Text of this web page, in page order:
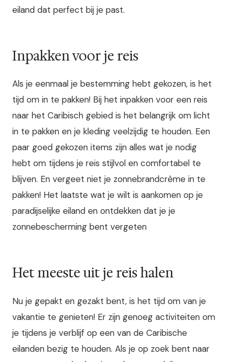
eiland dat perfect bij je past.
Inpakken voor je reis
Als je eenmaal je bestemming hebt gekozen, is het
tijd om in te pakken! Bij het inpakken voor een reis
naar het Caribisch gebied is het belangrijk om licht
in te pakken en je kleding veelzijdig te houden. Een
paar goed gekozen items zijn alles wat je nodig
hebt om tijdens je reis stijlvol en comfortabel te
blijven. En vergeet niet je zonnebrandcrème in te
pakken! Het laatste wat je wilt is aankomen op je
paradijselijke eiland en ontdekken dat je je
zonnebescherming bent vergeten
Het meeste uit je reis halen
Nu je gepakt en gezakt bent, is het tijd om van je
vakantie te genieten! Er zijn genoeg activiteiten om
je tijdens je verblijf op een van de Caribische
eilanden bezig te houden. Als je op zoek bent naar